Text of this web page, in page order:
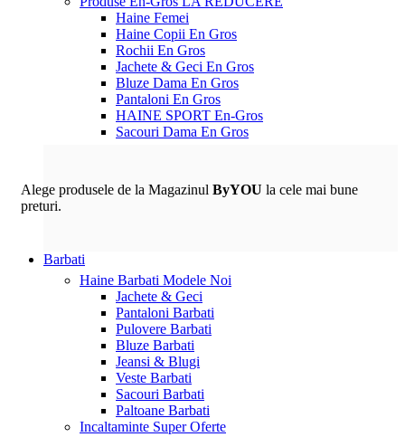
Haine Femei
Haine Copii En Gros
Rochii En Gros
Jachete & Geci En Gros
Bluze Dama En Gros
Pantaloni En Gros
HAINE SPORT En-Gros
Sacouri Dama En Gros
Alege produsele de la Magazinul ByYOU la cele mai bune
preturi.
Barbati
Haine Barbati Modele Noi
Jachete & Geci
Pantaloni Barbati
Pulovere Barbati
Bluze Barbati
Jeansi & Blugi
Veste Barbati
Sacouri Barbati
Paltoane Barbati
Incaltaminte Super Oferte